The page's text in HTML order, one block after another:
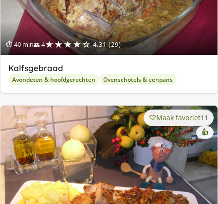
⏱ 40 min👥 4★★★★☆ 4.31 (29)
Kalfsgebraad
Avondeten & hoofdgerechten Ovenschotels & eenpans
Maak favoriet11
👍